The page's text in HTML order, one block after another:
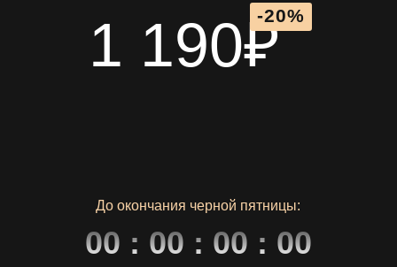
1 190₽-20%
00 : 00 : 00 : 00
До окончания черной пятницы: